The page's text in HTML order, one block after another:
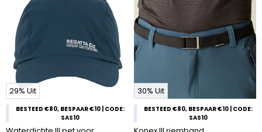
29% Uit
BESTEED €80, BESPAAR €10 | CODE:
SAS10
30% Uit
BESTEED €80, BESPAAR €10 | CODE:
SAS10